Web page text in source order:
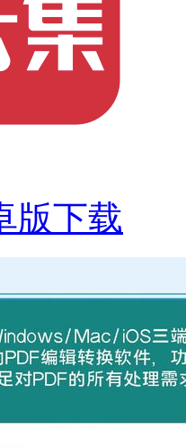
版下载